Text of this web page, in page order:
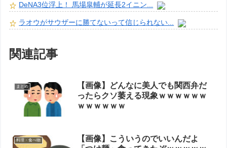
DeNA3位浮上！ 馬場皐輔が延長2イニン...
ラオウがサウザーに勝てないって信じられない...
関連記事
まとめ
【画像】どんなに美人でも関西弁だ
ったらクソ萎える現象ｗｗｗｗｗｗ
ｗｗｗｗｗｗ
料理・食べ物
【画像】こういうのでいいんだよ